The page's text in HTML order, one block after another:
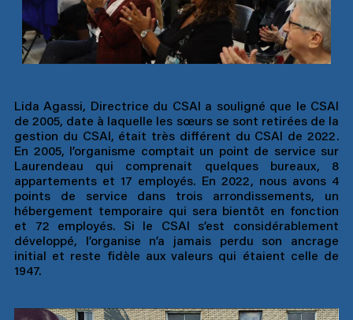
Lida Agassi, Directrice du CSAI a souligné que le CSAI
de 2005, date à laquelle les sœurs se sont retirées de la
gestion du CSAI, était très différent du CSAI de 2022.
En 2005, l’organisme comptait un point de service sur
Laurendeau qui comprenait quelques bureaux, 8
appartements et 17 employés. En 2022, nous avons 4
points de service dans trois arrondissements, un
hébergement temporaire qui sera bientôt en fonction
et 72 employés. Si le CSAI s’est considérablement
développé, l’organise n’a jamais perdu son ancrage
initial et reste fidèle aux valeurs qui étaient celle de
1947.